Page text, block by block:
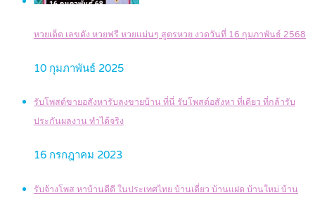
หวยเด็ด เลขดัง หวยฟรี หวยแม่นๆ สูตรหวย งวดวันที่ 16 กุมภาพันธ์ 2568
10 กุมภาพันธ์ 2025
รับโพสต์ขายอสังหารับลงขายบ้าน ที่นี่ รับโพสต์อสังหา ที่เดียว ที่กล้ารับ
ประกันผลงาน ทำได้จริง
16 กรกฎาคม 2023
รับจ้างโพส หาบ้านดีดี ในประเทศไทย บ้านเดี่ยว บ้านแฝด บ้านใหม่ บ้าน